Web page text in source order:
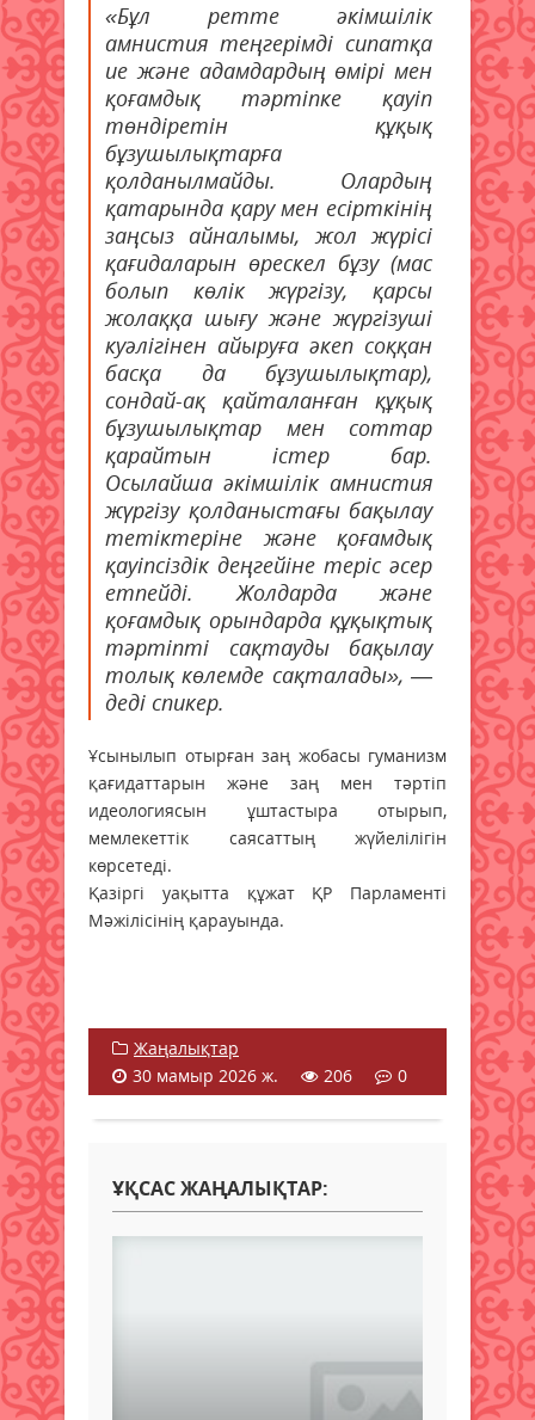
«Бұл ретте әкімшілік
амнистия теңгерімді сипатқа
ие және адамдардың өмірі мен
қоғамдық тәртіпке қауіп
төндіретін құқық
бұзушылықтарға
қолданылмайды. Олардың
қатарында қару мен есірткінің
заңсыз айналымы, жол жүрісі
қағидаларын өрескел бұзу (мас
болып көлік жүргізу, қарсы
жолаққа шығу және жүргізуші
куәлігінен айыруға әкеп соққан
басқа да бұзушылықтар),
сондай-ақ қайталанған құқық
бұзушылықтар мен соттар
қарайтын істер бар.
Осылайша әкімшілік амнистия
жүргізу қолданыстағы бақылау
тетіктеріне және қоғамдық
қауіпсіздік деңгейіне теріс әсер
етпейді. Жолдарда және
қоғамдық орындарда құқықтық
тәртіпті сақтауды бақылау
толық көлемде сақталады», —
деді спикер.
Ұсынылып отырған заң жобасы гуманизм
қағидаттарын және заң мен тәртіп
идеологиясын ұштастыра отырып,
мемлекеттік саясаттың жүйелілігін
көрсетеді.
Қазіргі уақытта құжат ҚР Парламенті
Мәжілісінің қарауында.
Жаңалықтар
30 мамыр 2026 ж.
206 0
ҰҚСАС ЖАҢАЛЫҚТАР: